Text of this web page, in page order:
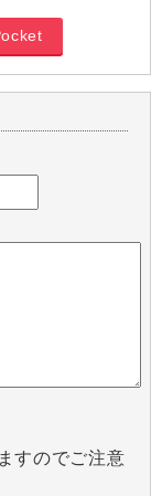
すのでご注意